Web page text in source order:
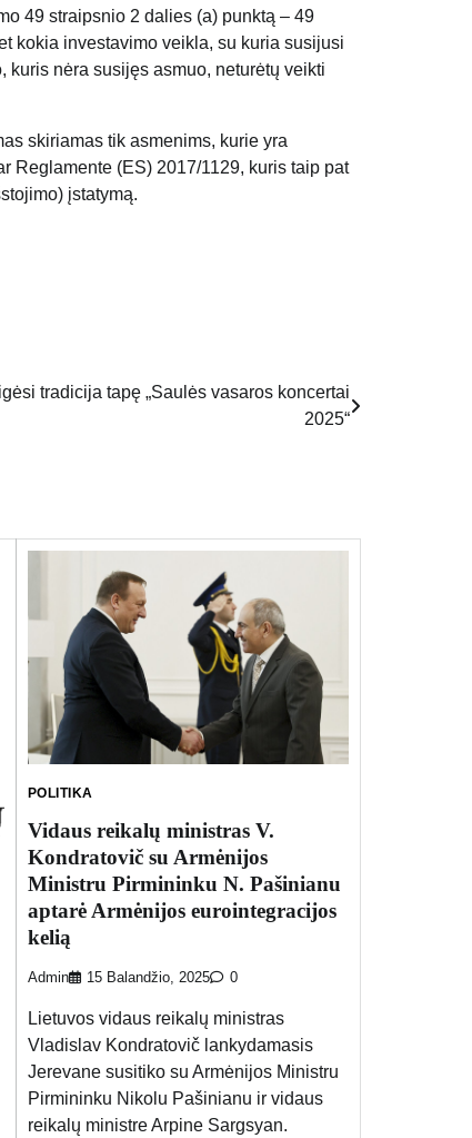
49 straipsnio 2 dalies (a) punktą – 49
kokia investavimo veikla, su kuria susijusi
nėra susijęs asmuo, neturėtų veikti
skiriamas tik asmenims, kurie yra
Reglamente (ES) 2017/1129, kuris taip pat
įstatymą.
tradicija tapę „Saulės vasaros koncertai
2025“
POLITIKA
Vidaus reikalų ministras V.
Kondratovič su Armėnijos
Ministru Pirmininku N. Pašinianu
aptarė Armėnijos eurointegracijos
kelią
Admin 15 Balandžio, 2025 0
Lietuvos vidaus reikalų ministras
Vladislav Kondratovič lankydamasis
Jerevane susitiko su Armėnijos Ministru
Pirmininku Nikolu Pašinianu ir vidaus
reikalų ministre Arpine Sargsyan.